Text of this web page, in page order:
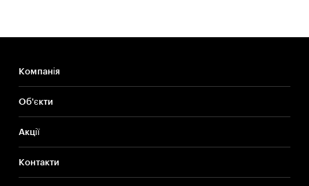
Компанія
Об'єкти
Акції
Контакти